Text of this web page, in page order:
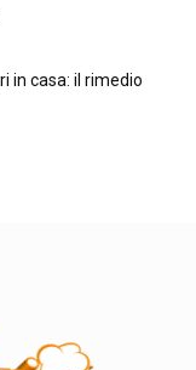
in casa: il rimedio